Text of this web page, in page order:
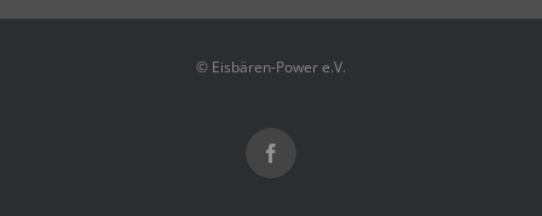
© Eisbären-Power e.V.